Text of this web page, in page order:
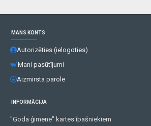
MANS KONTS
Autorizēties (ielogoties)
Mani pasūtījumi
Aizmirsta parole
INFORMĀCIJA
"Goda ģimene" kartes īpašniekiem